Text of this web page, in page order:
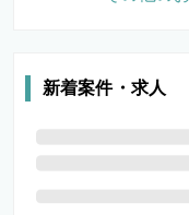
新着案件・求人